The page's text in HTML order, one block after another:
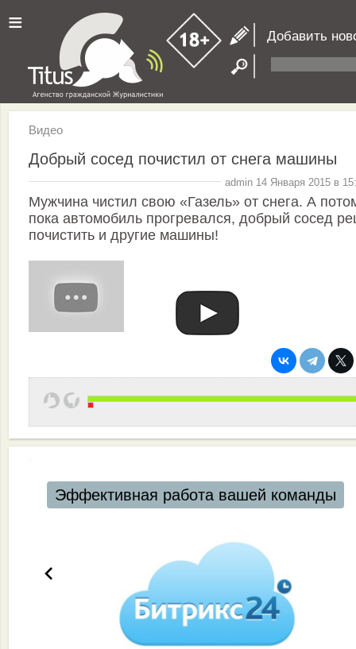
≡ Добавить
Видео
Добрый сосед почистил от снега машины
admin 14 Января 2015 в
Мужчина чистил свою «Газель» от снега. А
пока автомобиль прогревался, добрый сосед
почистить и другие машины!
Эффективная работа вашей команды